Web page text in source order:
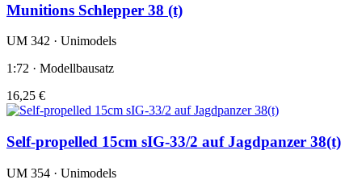
Munitions Schlepper 38 (t)
UM 342 · Unimodels
1:72 · Modellbausatz
16,25 €
Self-propelled 15cm sIG-33/2 auf Jagdpanzer 38(t)
UM 354 · Unimodels